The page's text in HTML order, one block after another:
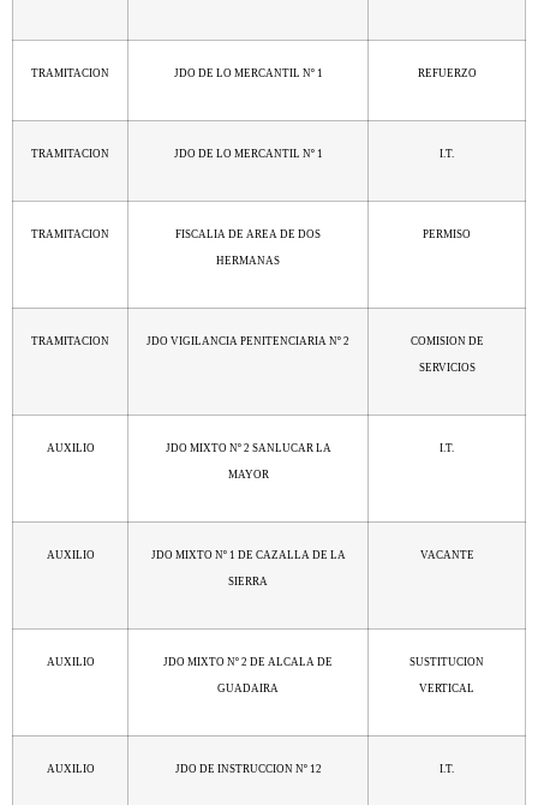
TRAMITACION JDO DE LO MERCANTIL Nº 1 REFUERZO
TRAMITACION JDO DE LO MERCANTIL Nº 1 I.T.
TRAMITACION FISCALIA DE AREA DE DOS
HERMANAS
PERMISO
TRAMITACION JDO VIGILANCIA PENITENCIARIA Nº 2 COMISION DE
SERVICIOS
AUXILIO JDO MIXTO Nº 2 SANLUCAR LA
MAYOR
I.T.
AUXILIO JDO MIXTO Nº 1 DE CAZALLA DE LA
SIERRA
VACANTE
AUXILIO JDO MIXTO Nº 2 DE ALCALA DE
GUADAIRA
SUSTITUCION
VERTICAL
AUXILIO JDO DE INSTRUCCION Nº 12 I.T.